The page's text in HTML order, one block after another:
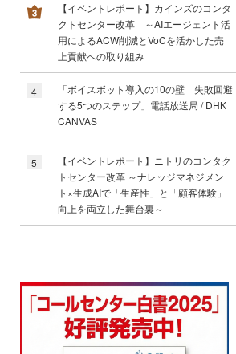
【イベントレポート】カインズのコンタ
クトセンター改革 ～AIエージェント活
用によるACW削減とVoCを活かした売
上貢献への取り組み
4
「ボイスボット導入の10の壁 失敗回避
する5つのステップ」電話放送局 / DHK
CANVAS
5
【イベントレポート】ニトリのコンタク
トセンター改革 ～ナレッジマネジメン
ト×生成AIで「生産性」と「顧客体験」
向上を両立した舞台裏～